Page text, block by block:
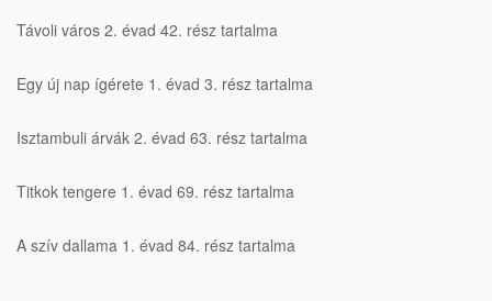
Távoli város 2. évad 42. rész tartalma
Egy új nap ígérete 1. évad 3. rész tartalma
Isztambuli árvák 2. évad 63. rész tartalma
Titkok tengere 1. évad 69. rész tartalma
A szív dallama 1. évad 84. rész tartalma